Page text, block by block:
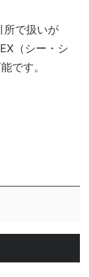
所で扱いが
（シー・シ
です。